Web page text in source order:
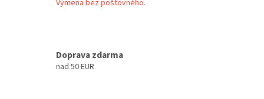
Výmena bez poštovného.
Doprava zdarma
nad 50 EUR